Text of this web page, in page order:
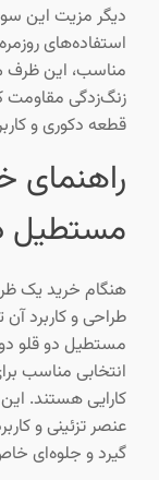
دیگر مزیت این
استفاده‌های
مناسب، این ظرف
زنگ‌زدگی مقاومت
قطعه دکوری و
راهنمای
مستطیل
هنگام خرید یک
طراحی و کاربرد
مستطیل دو قلو دو
انتخابی مناسب
کارایی هستند.
عنصر تزئینی و
گیرد و جلوه‌ای